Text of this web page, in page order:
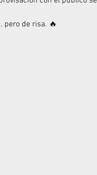
pero de risa. 🔥